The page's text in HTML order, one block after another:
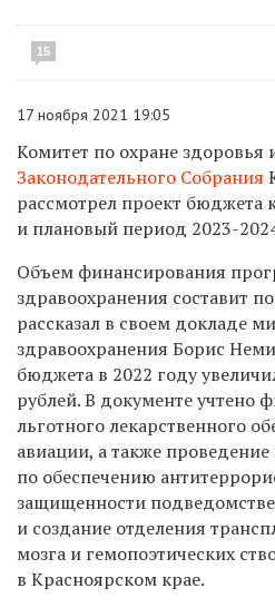
15
17 ноября 2021 19:05
Комитет по охране здоровья
Законодательного Собрания
рассмотрел проект бюджета
и плановый период 2023-
Объем финансирования
здравоохранения составит
рассказал в своем докладе
здравоохранения Борис
бюджета в 2022 году
рублей. В документе учтено
льготного лекарственного
авиации, а также
по обеспечению
защищенности
и создание отделения
мозга и гемопоэтических
в Красноярском крае.